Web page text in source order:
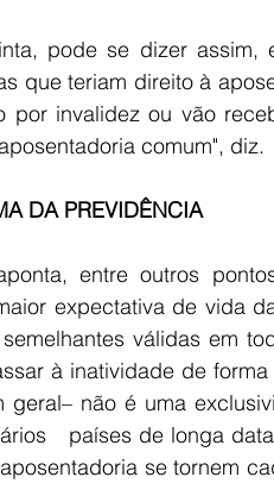
pode se dizer
que teriam direito à
por invalidez ou vão
comum", diz.
DA PREVIDÊNCIA
expectativa de vida
válidas em
à inatividade de
não é uma
países de longa
se tornem